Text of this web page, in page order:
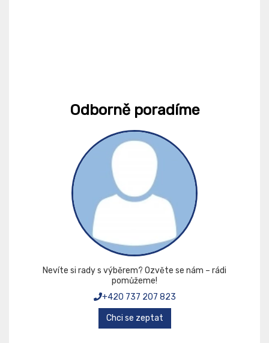
Odborně poradíme
Nevíte si rady s výběrem? Ozvěte se nám – rádi
pomůžeme!
+420 737 207 823
Chci se zeptat